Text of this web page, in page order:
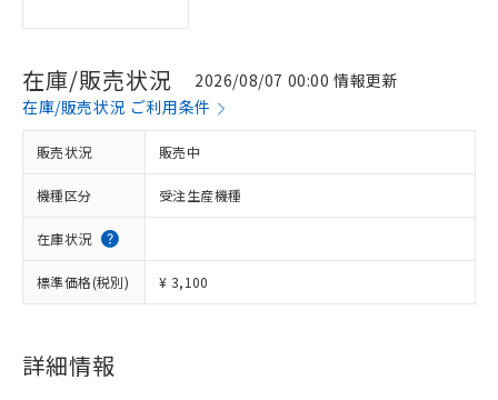
在庫/販売状況
2026/08/07 00:00 情報更新
在庫/販売状況 ご利用条件
販売状況 販売中
機種区分 受注生産機種
在庫状況
標準価格(税別) ¥ 3,100
詳細情報